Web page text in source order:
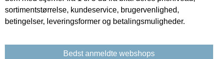
sortimentstørrelse, kundeservice, brugervenlighed,
betingelser, leveringsformer og betalingsmuligheder.
Bedst anmeldte webshops